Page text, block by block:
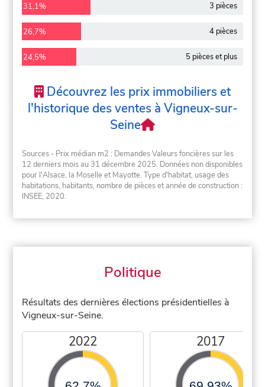
31,1% 3 pièces
26,7% 4 pièces
24,5% 5 pièces et plus
Découvrez les prix immobiliers et
l'historique des ventes à Vigneux-sur-
Seine
Sources - Prix médian m2 : Demandes Valeurs foncières sur les
12 derniers mois au 31 décembre 2025. Données non disponibles
pour l'Alsace, la Moselle et Mayotte. Type d'habitat, usage des
habitations, habitants, nombre de pièces et année de construction :
INSEE, 2020.
Politique
Résultats des dernières élections présidentielles à
Vigneux-sur-Seine.
2022 2017